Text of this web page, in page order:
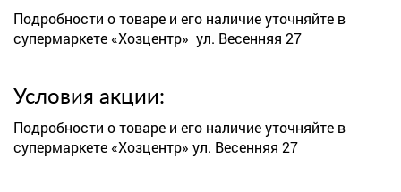
Подробности о товаре и его наличие уточняйте в
супермаркете «Хозцентр» ул. Весенняя 27
Условия акции:
Подробности о товаре и его наличие уточняйте в
супермаркете «Хозцентр» ул. Весенняя 27